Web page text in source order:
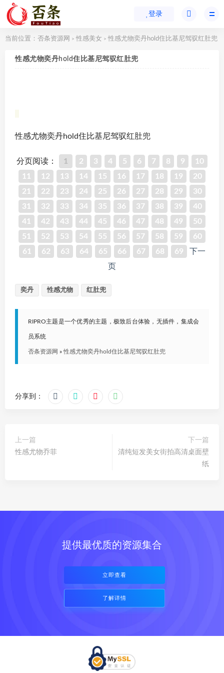
登录
当前位置： 否条资源网 > 性感美女 > 性感尤物奕丹hold住比基尼驾驭红肚兜
性感尤物奕丹hold住比基尼驾驭红肚兜
性感尤物奕丹hold住比基尼驾驭红肚兜
分页阅读： 1 2 3 4 5 6 7 8 9
10
11
12 13 14 15 16 17 18 19
20
21
22 23 24 25 26 27 28 29
30
31
32 33 34 35 36 37 38 39
40
41
42 43 44 45 46 47 48 49
50
51
52 53 54 55 56 57 58 59
60
61
62 63 64 65 66 67 68 69
下一
页
奕丹 性感尤物 红肚兜
RIPRO主题是一个优秀的主题，极致后台体验，无插件，集成会
员系统
否条资源网 »性感尤物奕丹hold住比基尼驾驭红肚兜
分享到：
上一篇
性感尤物乔菲
下一篇
清纯短发美女街拍高清桌面壁
纸
提供最优质的资源集合
立即查看
了解详情